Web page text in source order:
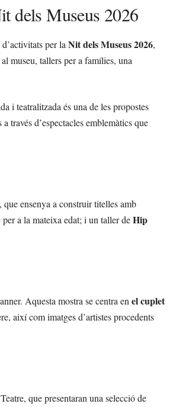
dels Museus 2026
per laNit dels Museus 2026,
museu, tallers per a famílies, una
i teatralitzada és una de les propostes
través d’espectacles emblemàtics que
, que ensenya a construir titelles amb
a la mateixa edat; i un taller deHip
Aquesta mostra se centra enel cuplet
així com imatges d’artistes procedents
que presentaran una selecció de